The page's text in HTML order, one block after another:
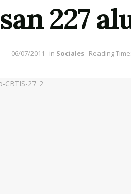
227
06/07/2011 in Sociales Reading